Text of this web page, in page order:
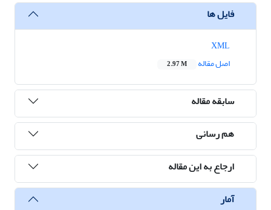
فایل ها
اصل مقاله
2.97 M
سابقه مقاله
هم رسانی
ارجاع به این مقاله
آمار